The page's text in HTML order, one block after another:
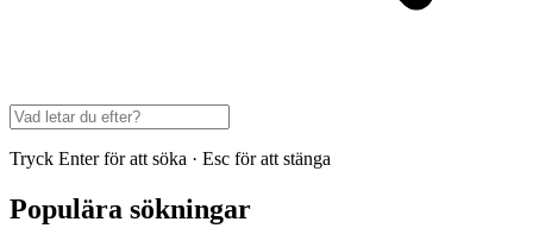
Tryck Enter för att söka · Esc för att stänga
Populära sökningar